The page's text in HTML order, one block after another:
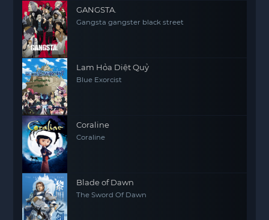
GANGSTA.
Gangsta gangster black street
Lam Hỏa Diệt Quỷ
Blue Exorcist
Coraline
Coraline
Blade of Dawn
The Sword Of Dawn